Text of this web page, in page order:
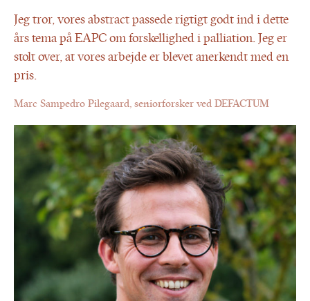
Jeg tror, vores abstract passede rigtigt godt ind i dette
års tema på EAPC om forskellighed i palliation. Jeg er
stolt over, at vores arbejde er blevet anerkendt med en
pris.
Marc Sampedro Pilegaard, seniorforsker ved DEFACTUM